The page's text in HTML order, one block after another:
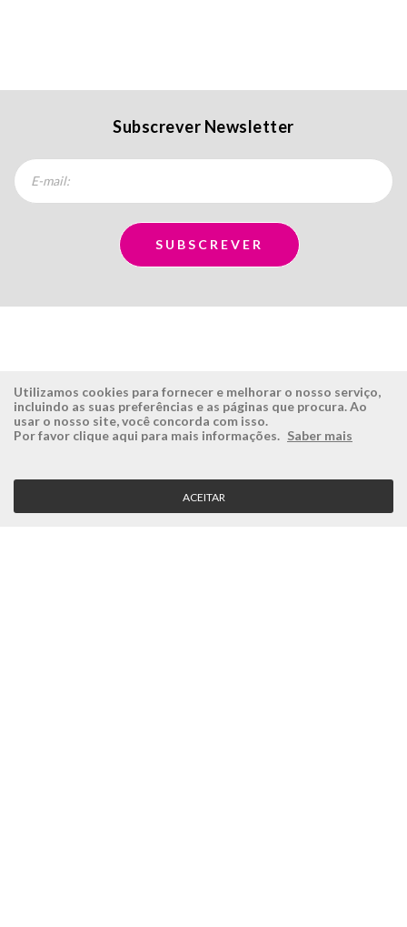
Subscrever Newsletter
ÉSISTEMAS
Empresa
Visão, Missão e Valores
ÁREA RESERVADA
Login
Recuperar Password
Utilizamos cookies para fornecer e melhorar o nosso serviço,
incluindo as suas preferências e as páginas que procura. Ao
usar o nosso site, você concorda com isso.
Por favor clique aqui para mais informações. Saber mais
ACEITAR